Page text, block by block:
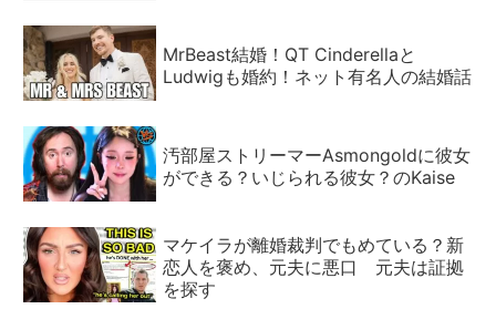
MrBeast結婚！QT Cinderellaと
Ludwigも婚約！ネット有名人の結婚話
汚部屋ストリーマーAsmongoldに彼女
ができる？いじられる彼女？のKaise
マケイラが離婚裁判でもめている？新
恋人を褒め、元夫に悪口 元夫は証拠
を探す